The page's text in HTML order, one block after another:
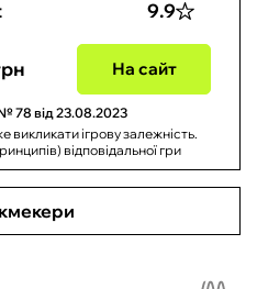
9.9
На сайт
78 від 23.08.2023
викликати ігрову залежність.
відповідальної гри